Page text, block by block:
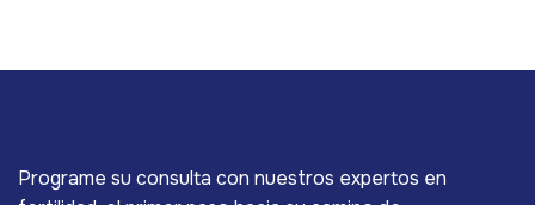
Programe su consulta con nuestros expertos en